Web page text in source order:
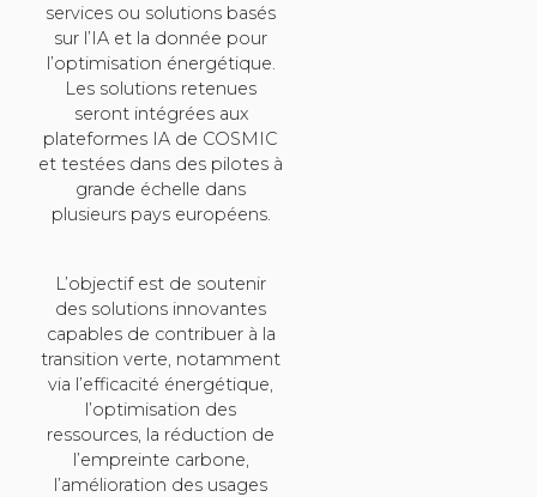
services ou solutions basés
sur l’IA et la donnée pour
l’optimisation énergétique.
Les solutions retenues
seront intégrées aux
plateformes IA de COSMIC
et testées dans des pilotes à
grande échelle dans
plusieurs pays européens.
L’objectif est de soutenir
des solutions innovantes
capables de contribuer à la
transition verte, notamment
via l’efficacité énergétique,
l’optimisation des
ressources, la réduction de
l’empreinte carbone,
l’amélioration des usages